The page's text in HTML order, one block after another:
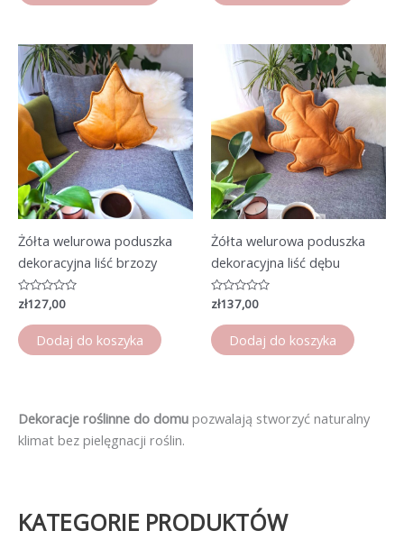
KATEGORIE PRODUKTÓW
Żółta welurowa poduszka
dekoracyjna liść brzozy
Oceniono
na
5
zł127,00
Dodaj do koszyka
Żółta welurowa poduszka
dekoracyjna liść dębu
Oceniono
na
5
zł137,00
Dodaj do koszyka
Dekoracje roślinne do domu pozwalają stworzyć naturalny
klimat bez pielęgnacji roślin.